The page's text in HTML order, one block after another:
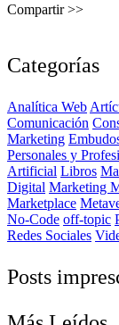
Compartir >>
Categorías
Analítica Web
Comunicación
Marketing
Personales y
Artificial Libros
Digital Marketing
Marketplace
No-Code off-topic
Redes Sociales
Posts